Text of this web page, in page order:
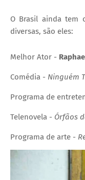
O Brasil ainda tem
diversas, são eles:
Melhor Ator -
Comédia - Ninguém
Programa de
Telenovela - Órfãos
Programa de arte -